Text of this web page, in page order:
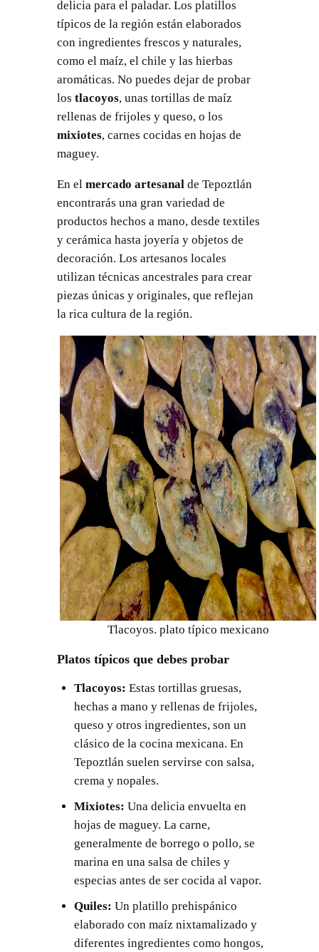
delicia para el paladar. Los platillos
típicos de la región están elaborados
con ingredientes frescos y naturales,
como el maíz, el chile y las hierbas
aromáticas. No puedes dejar de probar
los tlacoyos, unas tortillas de maíz
rellenas de frijoles y queso, o los
mixiotes, carnes cocidas en hojas de
maguey.
En el mercado artesanalde Tepoztlán
encontrarás una gran variedad de
productos hechos a mano, desde textiles
y cerámica hasta joyería y objetos de
decoración. Los artesanos locales
utilizan técnicas ancestrales para crear
piezas únicas y originales, que reflejan
la rica cultura de la región.
Tlacoyos. plato típico mexicano
Platos típicos que debes probar
Tlacoyos: Estas tortillas gruesas,
hechas a mano y rellenas de frijoles,
queso y otros ingredientes, son un
clásico de la cocina mexicana. En
Tepoztlán suelen servirse con salsa,
crema y nopales.
Mixiotes: Una delicia envuelta en
hojas de maguey. La carne,
generalmente de borrego o pollo, se
marina en una salsa de chiles y
especias antes de ser cocida al vapor.
Quiles: Un platillo prehispánico
elaborado con maíz nixtamalizado y
diferentes ingredientes como hongos,